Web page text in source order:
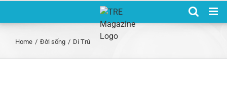
Home / Đời sống / Di Trú